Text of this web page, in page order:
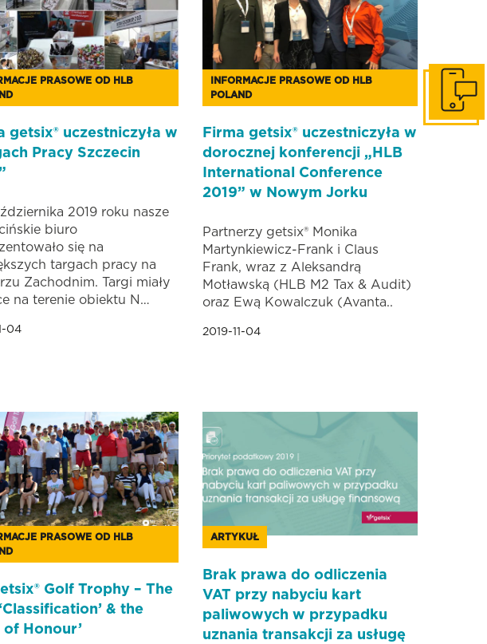
PRASOWE OD HLB
getsix® uczestniczyła w
Pracy Szczecin
2019 roku nasze
biuro
się na
targach pracy na
Zachodnim. Targi miały
na terenie obiektu N…
04
INFORMACJE PRASOWE OD HLB
POLAND
Firma getsix® uczestniczyła w
dorocznej konferencji „HLB
International Conference
2019” w Nowym Jorku
Partnerzy getsix® Monika
Martynkiewicz-Frank i Claus
Frank, wraz z Aleksandrą
Motławską (HLB M2 Tax & Audit)
oraz Ewą Kowalczuk (Avanta..
2019-11-04
PRASOWE OD HLB
Golf Trophy – The
& the
of Honour’
ARTYKUŁ
Brak prawa do odliczenia
VAT przy nabyciu kart
paliwowych w przypadku
uznania transakcji za usługę